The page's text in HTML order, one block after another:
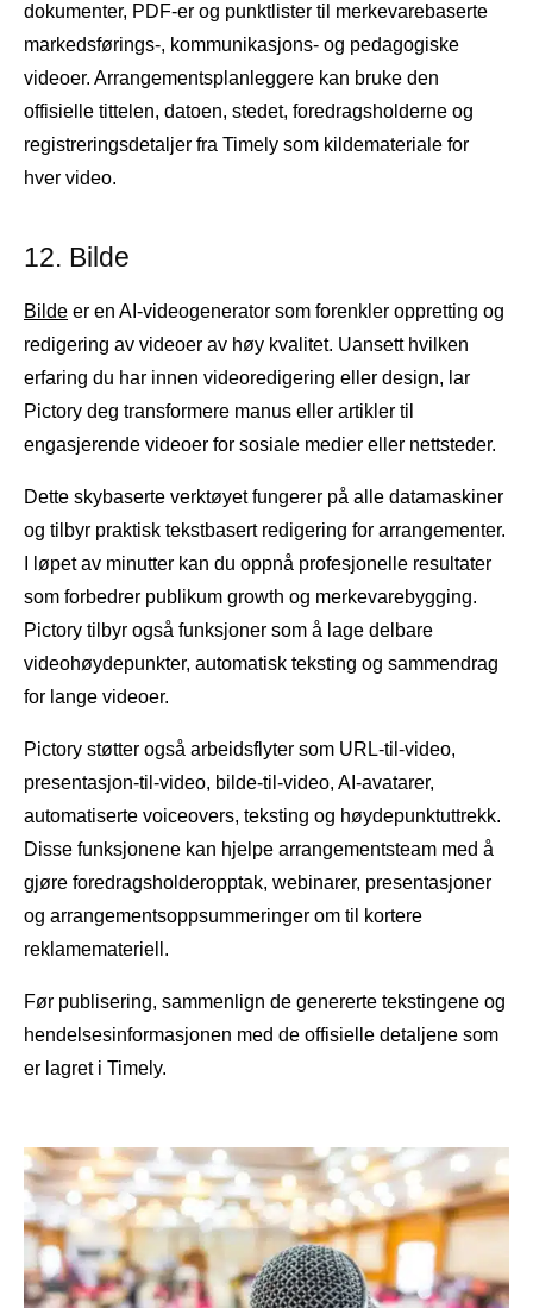
dokumenter, PDF-er og punktlister til merkevarebaserte
markedsførings-, kommunikasjons- og pedagogiske
videoer. Arrangementsplanleggere kan bruke den
offisielle tittelen, datoen, stedet, foredragsholderne og
registreringsdetaljer fra Timely som kildemateriale for
hver video.
12. Bilde
Bilde er en AI-videogenerator som forenkler oppretting og
redigering av videoer av høy kvalitet. Uansett hvilken
erfaring du har innen videoredigering eller design, lar
Pictory deg transformere manus eller artikler til
engasjerende videoer for sosiale medier eller nettsteder.
Dette skybaserte verktøyet fungerer på alle datamaskiner
og tilbyr praktisk tekstbasert redigering for arrangementer.
I løpet av minutter kan du oppnå profesjonelle resultater
som forbedrer publikum growth og merkevarebygging.
Pictory tilbyr også funksjoner som å lage delbare
videohøydepunkter, automatisk teksting og sammendrag
for lange videoer.
Pictory støtter også arbeidsflyter som URL-til-video,
presentasjon-til-video, bilde-til-video, AI-avatarer,
automatiserte voiceovers, teksting og høydepunktuttrekk.
Disse funksjonene kan hjelpe arrangementsteam med å
gjøre foredragsholderopptak, webinarer, presentasjoner
og arrangementsoppsummeringer om til kortere
reklamemateriell.
Før publisering, sammenlign de genererte tekstingene og
hendelsesinformasjonen med de offisielle detaljene som
er lagret i Timely.